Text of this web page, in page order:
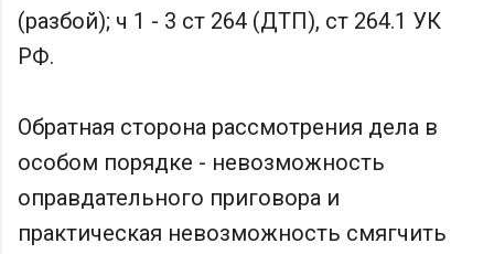
(разбой); ч 1 - 3 ст 264 (ДТП), ст 264.1 УК
РФ.
Обратная сторона рассмотрения дела в
особом порядке - невозможность
оправдательного приговора и
практическая невозможность смягчить